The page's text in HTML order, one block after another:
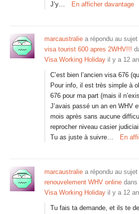
J’y…
En afficher davantage
marcaustralie a répondu au sujet
visa tourist 600 apres 2WHV!!!
Visa Working Holiday il y a 12
C’est bien l’ancien visa 676
Pour info, il est très simple à
676 pour ma part (mais il
J’avais passé un an en WHV
mois après sans aucune
reprocher niveau casier
Tu as juste à suivre…
En
marcaustralie a répondu au sujet
renouvelement WHV online dans
Visa Working Holiday il y a 12
Tu fais ta demande, et ils te